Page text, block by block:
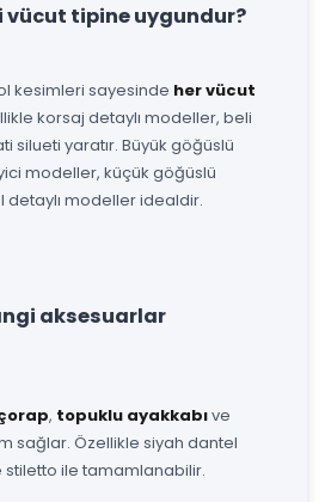
vücut tipine uygundur?
kesimleri sayesinde her vücut
korsaj detaylı modeller, beli
silueti yaratır. Büyük göğüslü
modeller, küçük göğüslü
detaylı modeller idealdir.
aksesuarlar
, topuklu ayakkabıve
sağlar. Özellikle siyah dantel
stiletto ile tamamlanabilir.